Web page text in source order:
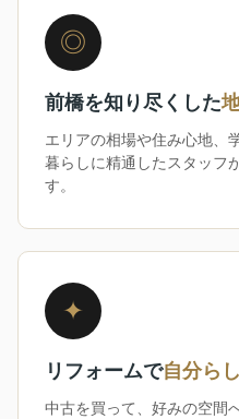
◎
前橋を知り尽くした
エリアの相場や住み心地、
暮らしに精通したスタッフ
す。
✦
リフォームで自分ら
中古を買って、好みの空間